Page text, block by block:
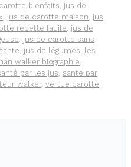
bienfaits, jus de
, jus de carotte maison, jus
recette facile, jus de
, jus de carotte sans
, jus de légumes, les
walker biographie,
par les jus, santé par
walker, vertue carotte